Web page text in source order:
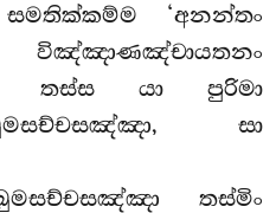
සමතික්කම්ම ‘අනන්තං
තස්ස යා පුරිමා
සා
තස්මිං